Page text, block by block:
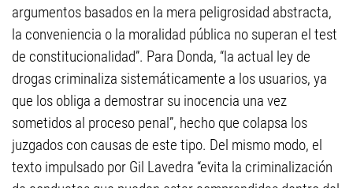
argumentos basados en la mera peligrosidad abstracta,
la conveniencia o la moralidad pública no superan el test
de constitucionalidad”. Para Donda, “la actual ley de
drogas criminaliza sistemáticamente a los usuarios, ya
que los obliga a demostrar su inocencia una vez
sometidos al proceso penal”, hecho que colapsa los
juzgados con causas de este tipo. Del mismo modo, el
texto impulsado por Gil Lavedra “evita la criminalización